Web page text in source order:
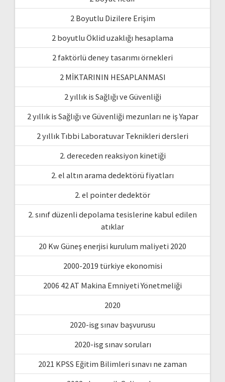
2 Boyutlu Dizilere Erişim
2 boyutlu Öklid uzaklığı hesaplama
2 faktörlü deney tasarımı örnekleri
2 MİKTARININ HESAPLANMASI
2 yıllık is Sağlığı ve Güvenliği
2 yıllık is Sağlığı ve Güvenliği mezunları ne iş Yapar
2 yıllık Tıbbi Laboratuvar Teknikleri dersleri
2. dereceden reaksiyon kinetiği
2. el altın arama dedektörü fiyatları
2. el pointer dedektör
2. sınıf düzenli depolama tesislerine kabul edilen
atıklar
20 Kw Güneş enerjisi kurulum maliyeti 2020
2000-2019 türkiye ekonomisi
2006 42 AT Makina Emniyeti Yönetmeliği
2020
2020-isg sınav başvurusu
2020-isg sınav soruları
2021 KPSS Eğitim Bilimleri sınavı ne zaman